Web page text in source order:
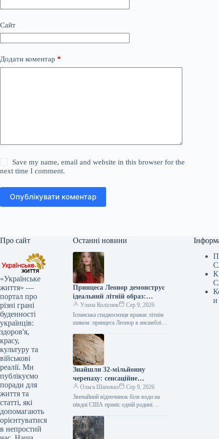
Сайт
Додати коментар *
Save my name, email and website in this browser for the
next time I comment.
Опублікувати коментар
Про сайт
«Українське
життя» —
портал про
різні грані
буденності
українців:
здоров'я,
красу,
культуру та
військові
реалії. Ми
публікуємо
поради для
життя та
статті, які
допомагають
орієнтуватися
в непростий
Останні новини
Принцеса Леонор демонструє
ідеальний літній образ:
надихаємось та повторюємо
Уляна Колісник
Сер 9, 2026
Іспанська спадкоємиця вражає літнім
шиком: принцеса Леонор в ансамблі
Леонор, старша донька королеви
Іспанії Летиції,…
Знайшли 32-мільйонну
черепаху: сенсаційне
відкриття в США
Ольга Шаповал
Сер 9, 2026
Звичайний відпочинок біля води на
півдні США приніс одній родині
знахідку. Місцевий житель випадково
виявив великий…
и